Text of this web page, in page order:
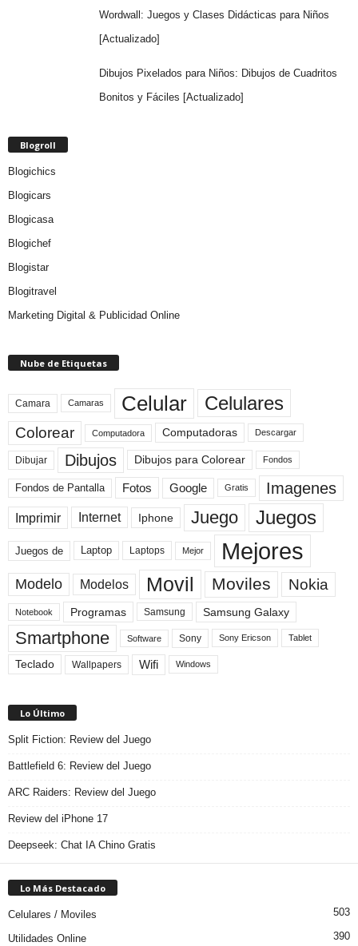
Wordwall: Juegos y Clases Didácticas para Niños
[Actualizado]
Dibujos Pixelados para Niños: Dibujos de Cuadritos
Bonitos y Fáciles [Actualizado]
Blogroll
Blogichics
Blogicars
Blogicasa
Blogichef
Blogistar
Blogitravel
Marketing Digital & Publicidad Online
Nube de Etiquetas
Camara Camaras Celular Celulares
Colorear Computadora Computadoras Descargar
Dibujar Dibujos Dibujos para Colorear Fondos
Fondos de Pantalla Fotos Google Gratis Imagenes
Imprimir Internet Iphone Juego Juegos
Juegos de Laptop Laptops Mejor Mejores
Modelo Modelos Movil Moviles Nokia
Notebook Programas Samsung Samsung Galaxy
Smartphone Software Sony Sony Ericson Tablet
Teclado Wallpapers Wifi Windows
Lo Último
Split Fiction: Review del Juego
Battlefield 6: Review del Juego
ARC Raiders: Review del Juego
Review del iPhone 17
Deepseek: Chat IA Chino Gratis
Lo Más Destacado
Celulares / Moviles 503
Utilidades Online 390